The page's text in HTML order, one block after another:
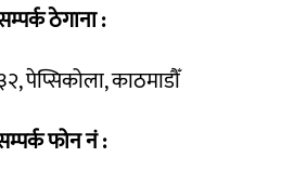
ठेगाना :
पेप्सिकोला, काठमाडौँ
फोन नं :